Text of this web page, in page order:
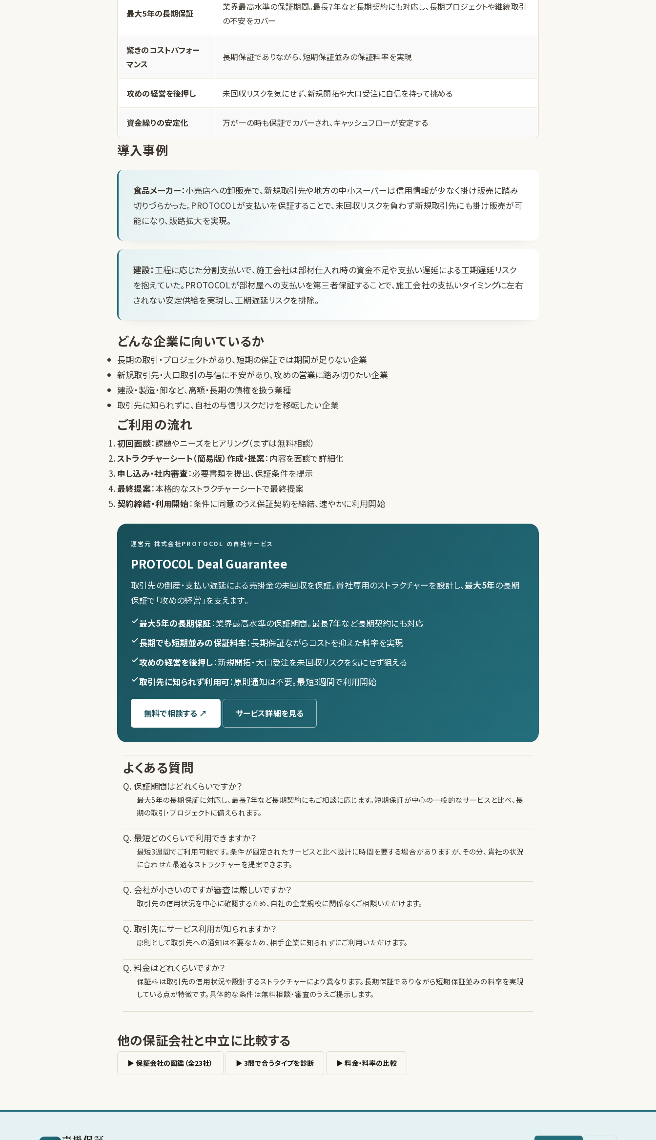
最大5年の長期保証
業界最高水準の保証期間。最長7年など長期契約にも対応し、長期プロジェクトや継続取引
の不安をカバー
驚きのコストパフォー
マンス
長期保証でありながら、短期保証並みの保証料率を実現
攻めの経営を後押し 未回収リスクを気にせず、新規開拓や大口受注に自信を持って挑める
資金繰りの安定化 万が一の時も保証でカバーされ、キャッシュフローが安定する
導入事例
食品メーカー：小売店への卸販売で、新規取引先や地方の中小スーパーは信用情報が少なく掛け販売に踏み
切りづらかった。PROTOCOLが支払いを保証することで、未回収リスクを負わず新規取引先にも掛け販売が可
能になり、販路拡大を実現。
建設： 工程に応じた分割支払いで、施工会社は部材仕入れ時の資金不足や支払い遅延による工期遅延リスク
を抱えていた。PROTOCOLが部材屋への支払いを第三者保証することで、施工会社の支払いタイミングに左右
されない安定供給を実現し、工期遅延リスクを排除。
どんな企業に向いているか
長期の取引・プロジェクトがあり、短期の保証では期間が足りない企業
新規取引先・大口取引の与信に不安があり、攻めの営業に踏み切りたい企業
建設・製造・卸など、高額・長期の債権を扱う業種
取引先に知られずに、自社の与信リスクだけを移転したい企業
ご利用の流れ
初回面談：課題やニーズをヒアリング（まずは無料相談）
ストラクチャーシート（簡易版）作成・提案：内容を面談で詳細化
申し込み・社内審査：必要書類を提出、保証条件を提示
最終提案：本格的なストラクチャーシートで最終提案
契約締結・利用開始：条件に同意のうえ保証契約を締結、速やかに利用開始
運営元 株式会社PROTOCOL の自社サービス
PROTOCOL Deal Guarantee
取引先の倒産・支払い遅延による売掛金の未回収を保証。貴社専用のストラクチャーを設計し、最大5年の長期
保証で「攻めの経営」を支えます。
最大5年の長期保証：業界最高水準の保証期間。最長7年など長期契約にも対応
長期でも短期並みの保証料率：長期保証ながらコストを抑えた料率を実現
攻めの経営を後押し：新規開拓・大口受注を未回収リスクを気にせず狙える
取引先に知られず利用可：原則通知は不要。最短3週間で利用開始
無料で相談する ↗ サービス詳細を見る
よくある質問
Q. 保証期間はどれくらいですか？
最大5年の長期保証に対応し、最長7年など長期契約にもご相談に応じます。短期保証が中心の一般的なサービスと比べ、長
期の取引・プロジェクトに備えられます。
Q. 最短どのくらいで利用できますか？
最短3週間でご利用可能です。条件が固定されたサービスと比べ設計に時間を要する場合がありますが、その分、貴社の状況
に合わせた最適なストラクチャーを提案できます。
Q. 会社が小さいのですが審査は厳しいですか？
取引先の信用状況を中心に確認するため、自社の企業規模に関係なくご相談いただけます。
Q. 取引先にサービス利用が知られますか？
原則として取引先への通知は不要なため、相手企業に知られずにご利用いただけます。
Q. 料金はどれくらいですか？
保証料は取引先の信用状況や設計するストラクチャーにより異なります。長期保証でありながら短期保証並みの料率を実現
している点が特徴です。具体的な条件は無料相談・審査のうえご提示します。
他の保証会社と中立に比較する
▶ 保証会社の図鑑（全23社） ▶ 3問で合うタイプを診断 ▶ 料金・料率の比較